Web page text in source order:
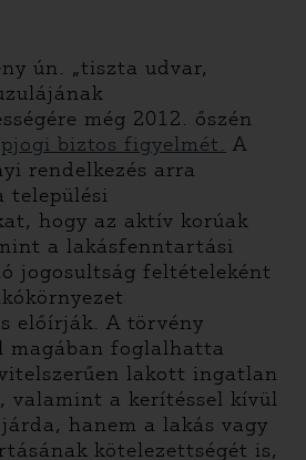
ún. „tiszta udvar,
még 2012. őszén
biztos figyelmét. A
rendelkezés arra
települési
hogy az aktív korúak
a lakásfenntartási
jogosultság feltételeként
előírják. A törvény
magában foglalhatta
lakott ingatlan
valamint a kerítéssel kívül
hanem a lakás vagy
kötelezettségét is,